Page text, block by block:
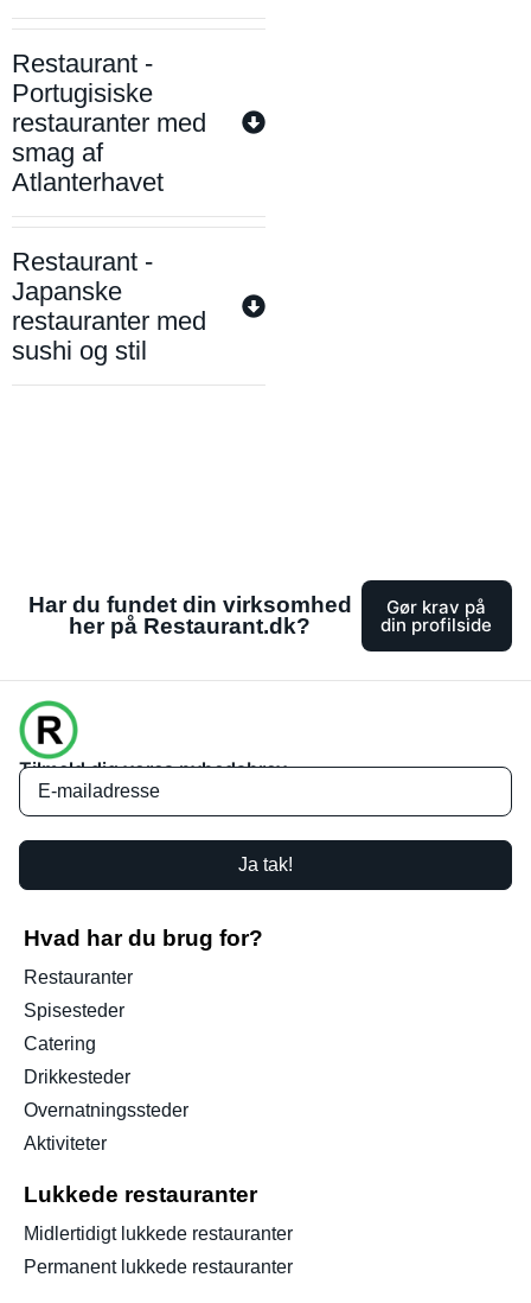
Restaurant -
Portugisiske
restauranter med
smag af
Atlanterhavet
Restaurant -
Japanske
restauranter med
sushi og stil
Har du fundet din virksomhed
her på Restaurant.dk?
Gør krav på
din profilside
Tilmeld dig vores nyhedsbrev
Ja tak!
Hvad har du brug for?
Restauranter
Spisesteder
Catering
Drikkesteder
Overnatningssteder
Aktiviteter
Lukkede restauranter
Midlertidigt lukkede restauranter
Permanent lukkede restauranter